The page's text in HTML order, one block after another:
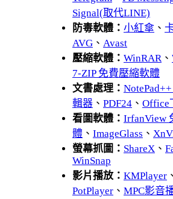
Signal(取代LINE)
防毒軟體： 小紅傘 、
AVG 、 Avast
壓縮軟體： WinRAR、
7-ZIP 免費壓縮軟體
文書處理：
輯器 、 PDF24 、 Office
看圖軟體： IrfanView
體 、 ImageGlass 、
螢幕抓圖： ShareX 、
WinSnap
影片播放： KMPlayer 、
PotPlayer 、 MPC影音